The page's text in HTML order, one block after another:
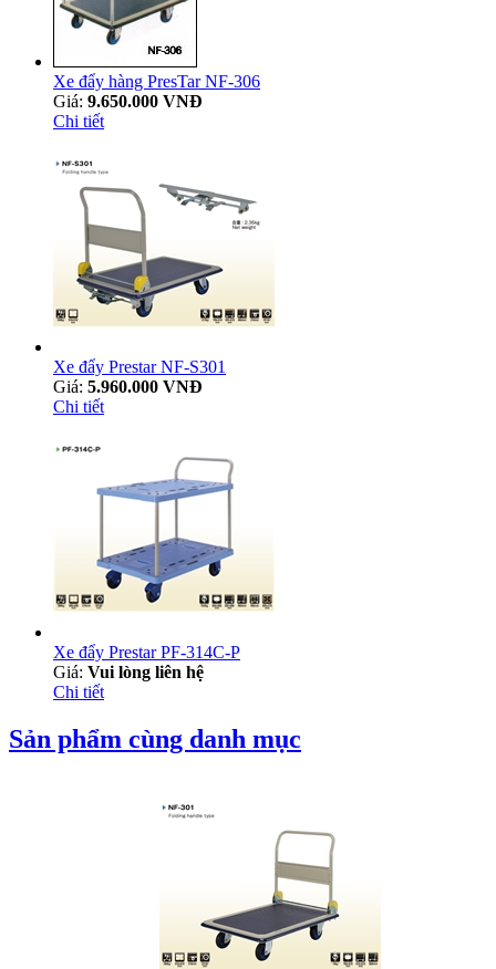
Xe đẩy hàng PresTar NF-306
Giá: 9.650.000 VNĐ
Chi tiết
Xe đẩy Prestar NF-S301
Giá: 5.960.000 VNĐ
Chi tiết
Xe đẩy Prestar PF-314C-P
Giá: Vui lòng liên hệ
Chi tiết
Sản phẩm cùng danh mục